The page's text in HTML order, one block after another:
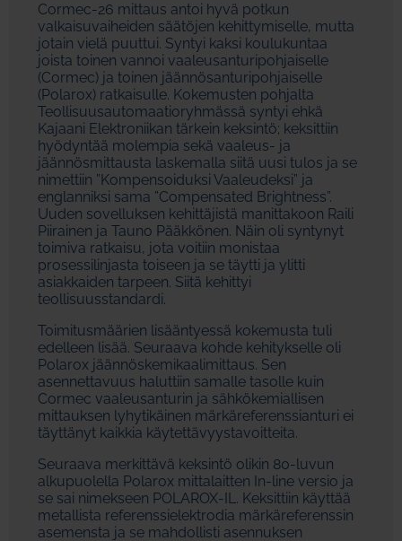
Cormec-26 mittaus antoi hyvä potkun
valkaisuvaiheiden säätöjen kehittymiselle, mutta
jotain vielä puuttui. Syntyi kaksi koulukuntaa
joista toinen vannoi vaaleusanturipohjaiselle
(Cormec) ja toinen jäännösanturipohjaiselle
(Polarox) ratkaisulle. Kokemusten pohjalta
Teollisuusautomaatioryhmässä syntyi ehkä
Kajaani Elektroniikan tärkein keksintö; keksittiin
hyödyntää molempia sekä vaaleus- ja
jäännösmittausta laskemalla siitä uusi tulos ja se
nimettiin ”Kompensoiduksi Vaaleudeksi” ja
englanniksi sama ”Compensated Brightness”.
Uuden sovelluksen kehittäjistä manittakoon Raili
Piirainen ja Tauno Pääkkönen. Näin oli syntynyt
toimiva ratkaisu, jota voitiin monistaa
prosessilinjasta toiseen ja se täytti ja ylitti
asiakkaiden tarpeen. Siitä kehittyi
teollisuusstandardi.
Toimitusmäärien lisääntyessä kokemusta tuli
edelleen lisää. Seuraava kohde kehitykselle oli
Polarox jäännöskemikaalimittaus. Sen
asennettavuus haluttiin samalle tasolle kuin
Cormec vaaleusanturin ja sähkökemiallisen
mittauksen lyhytikäinen märkäreferenssianturi ei
täyttänyt kaikkia käytettävyystavoitteita.
Seuraava merkittävä keksintö olikin 80-luvun
alkupuolella Polarox mittalaitten In-line versio ja
se sai nimekseen POLAROX-IL. Keksittiin käyttää
metallista referenssielektrodia märkäreferenssin
asemensta ja se mahdollisti asennuksen